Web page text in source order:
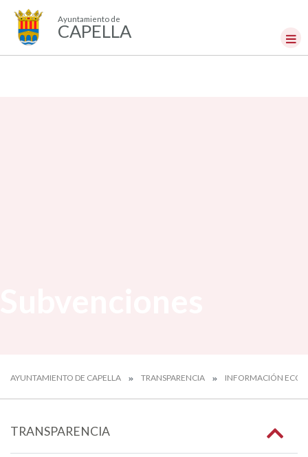
Ayuntamiento de
CAPELLA
AYUNTAMIENTO DE CAPELLA TRANSPARENCIA INFORMACIÓN
TRANSPARENCIA